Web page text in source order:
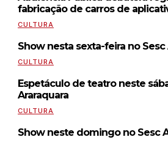
fabricação de carros de
CULTURA
Show nesta sexta-feira no Sesc
CULTURA
Espetáculo de teatro neste
Araraquara
CULTURA
Show neste domingo no Sesc